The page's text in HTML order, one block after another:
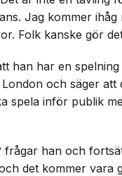
Jag kommer
Folk kanske gör
han har en spelning
och säger att
spela inför publik
frågar han och
det kommer vara